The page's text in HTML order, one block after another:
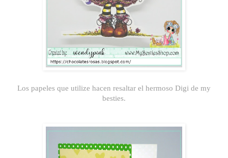
Los papeles que utilize hacen resaltar el hermoso Digi de my
besties.